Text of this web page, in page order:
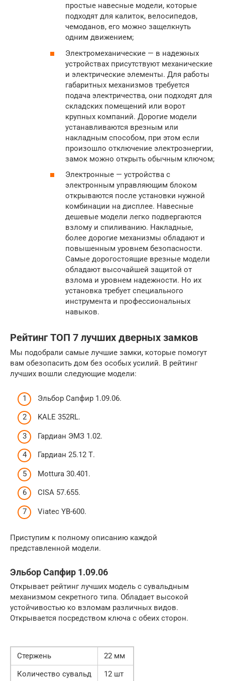
простые навесные модели, которые
подходят для калиток, велосипедов,
чемоданов, его можно защелкнуть
одним движением;
Электромеханические — в надежных
устройствах присутствуют механические
и электрические элементы. Для работы
габаритных механизмов требуется
подача электричества, они подходят для
складских помещений или ворот
крупных компаний. Дорогие модели
устанавливаются врезным или
накладным способом, при этом если
произошло отключение электроэнергии,
замок можно открыть обычным ключом;
Электронные — устройства с
электронным управляющим блоком
открываются после установки нужной
комбинации на дисплее. Навесные
дешевые модели легко подвергаются
взлому и спиливанию. Накладные,
более дорогие механизмы обладают и
повышенным уровнем безопасности.
Самые дорогостоящие врезные модели
обладают высочайшей защитой от
взлома и уровнем надежности. Но их
установка требует специального
инструмента и профессиональных
навыков.
Рейтинг ТОП 7 лучших дверных замков
Мы подобрали самые лучшие замки, которые помогут
вам обезопасить дом без особых усилий. В рейтинг
лучших вошли следующие модели:
Эльбор Сапфир 1.09.06.
KALE 352RL.
Гардиан ЭМЗ 1.02.
Гардиан 25.12 Т.
Mottura 30.401.
CISA 57.655.
Viatec YB-600.
Приступим к полному описанию каждой
представленной модели.
Эльбор Сапфир 1.09.06
Открывает рейтинг лучших модель с сувальдным
механизмом секретного типа. Обладает высокой
устойчивостью ко взломам различных видов.
Открывается посредством ключа с обеих сторон.
Стержень
22 мм
Количество сувальд
12 шт